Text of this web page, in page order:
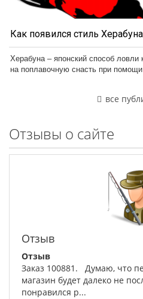
Как появился стиль
Херабуна – японский способ
на поплавочную снасть при
все
Отзывы о сайте
Отзыв
Отзыв
Заказ 100881. Думаю, что
магазин будет далеко не
понравился р...